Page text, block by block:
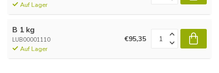
Auf Lager
B 1 kg
LUB00001110
Auf Lager
€95,35